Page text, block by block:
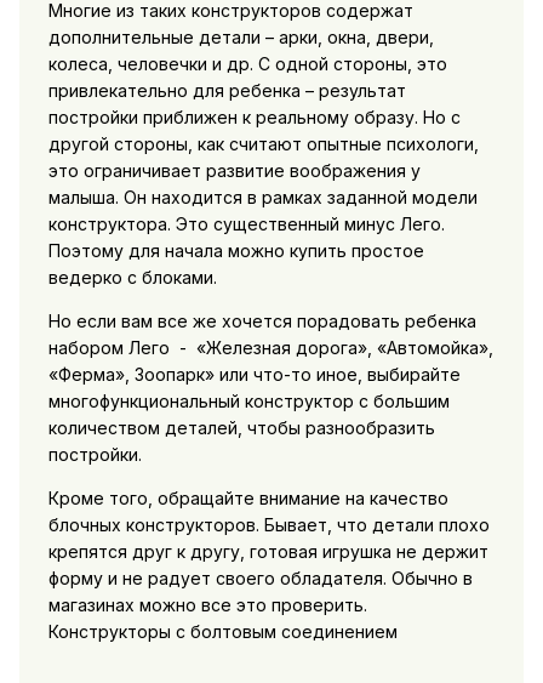
Многие из таких конструкторов содержат
дополнительные детали – арки, окна, двери,
колеса, человечки и др. С одной стороны, это
привлекательно для ребенка – результат
постройки приближен к реальному образу. Но с
другой стороны, как считают опытные психологи,
это ограничивает развитие воображения у
малыша. Он находится в рамках заданной модели
конструктора. Это существенный минус Лего.
Поэтому для начала можно купить простое
ведерко с блоками.
Но если вам все же хочется порадовать ребенка
набором Лего - «Железная дорога», «Автомойка»,
«Ферма», Зоопарк» или что-то иное, выбирайте
многофункциональный конструктор с большим
количеством деталей, чтобы разнообразить
постройки.
Кроме того, обращайте внимание на качество
блочных конструкторов. Бывает, что детали плохо
крепятся друг к другу, готовая игрушка не держит
форму и не радует своего обладателя. Обычно в
магазинах можно все это проверить.
Конструкторы с болтовым соединением